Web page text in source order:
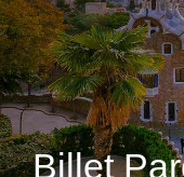
Billet